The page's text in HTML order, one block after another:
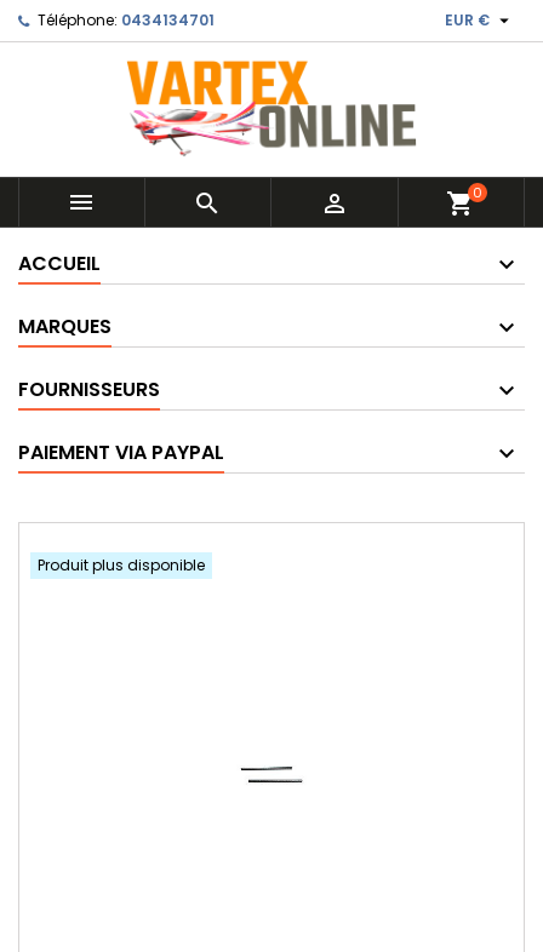
Téléphone: 0434134701 EUR € 
   shopping_cart0
ACCUEIL
MARQUES
FOURNISSEURS
PAIEMENT VIA PAYPAL
Produit plus disponible